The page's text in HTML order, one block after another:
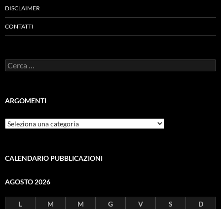
DISCLAIMER
CONTATTI
Ricerca
per:
ARGOMENTI
ARGOMENTI
CALENDARIO PUBBLICAZIONI
AGOSTO 2026
L M M G V S
D